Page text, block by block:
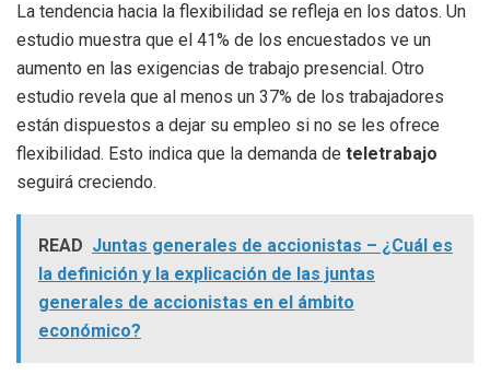
La tendencia hacia la flexibilidad se refleja en los datos. Un
estudio muestra que el 41% de los encuestados ve un
aumento en las exigencias de trabajo presencial. Otro
estudio revela que al menos un 37% de los trabajadores
están dispuestos a dejar su empleo si no se les ofrece
flexibilidad. Esto indica que la demanda de teletrabajo
seguirá creciendo.
READ Juntas generales de accionistas – ¿Cuál es
la definición y la explicación de las juntas
generales de accionistas en el ámbito
económico?